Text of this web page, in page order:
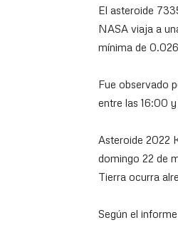
El asteroide
NASA viaja a
mínima de
Fue observado
entre las 16:00
Asteroide 2022
domingo 22 de
Tierra ocurra
Según el